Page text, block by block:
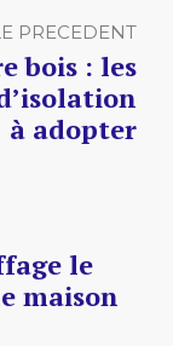
PRECEDENT
bois : les
à adopter
le
maison